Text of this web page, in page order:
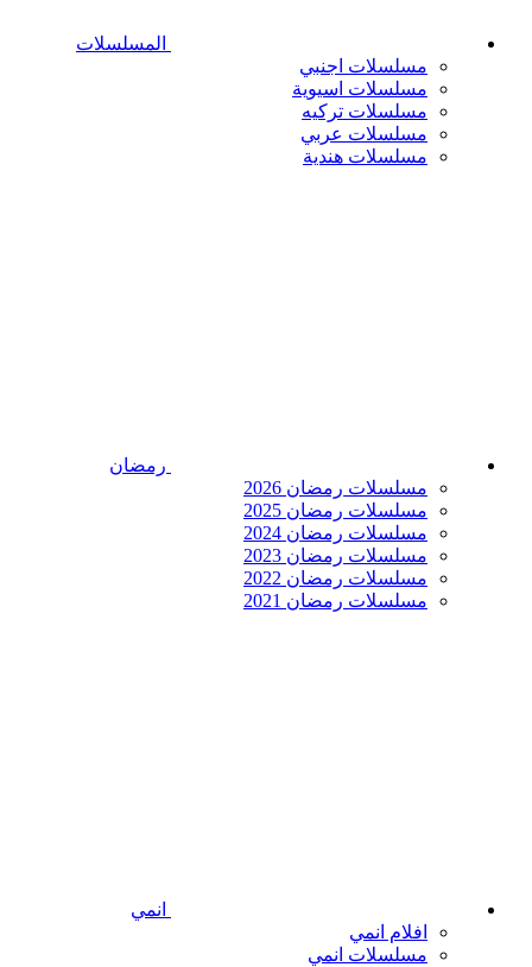
المسلسلات
مسلسلات اجنبي
مسلسلات اسيوية
مسلسلات تركيه
مسلسلات عربي
مسلسلات هندية
رمضان
مسلسلات رمضان 2026
مسلسلات رمضان 2025
مسلسلات رمضان 2024
مسلسلات رمضان 2023
مسلسلات رمضان 2022
مسلسلات رمضان 2021
انمي
افلام انمي
مسلسلات انمي